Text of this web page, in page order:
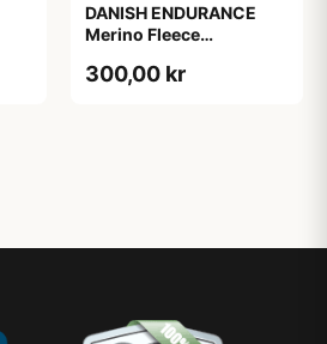
DANISH ENDURANCE
Merino Fleece
Mørk Marineblå, S/M
300,00 kr